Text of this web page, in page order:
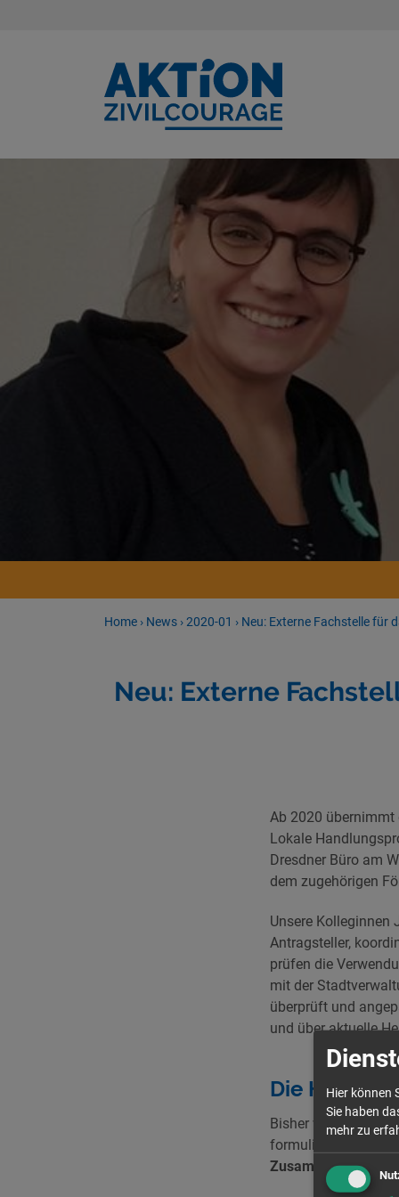
Home › News ›2020-01 › Neu: Externe Fachstelle für
Neu: Externe
Ab 2020 übernimmt
Lokale
Dresdner Büro am
dem zugehörigen
Unsere Kolleginnen
Antragsteller,
prüfen die
mit der
überprüft und
und über aktuelle
Die
Bisher wird unter
formuliert:
Zusammenhalt,
Hier können
Sie haben
mehr zu